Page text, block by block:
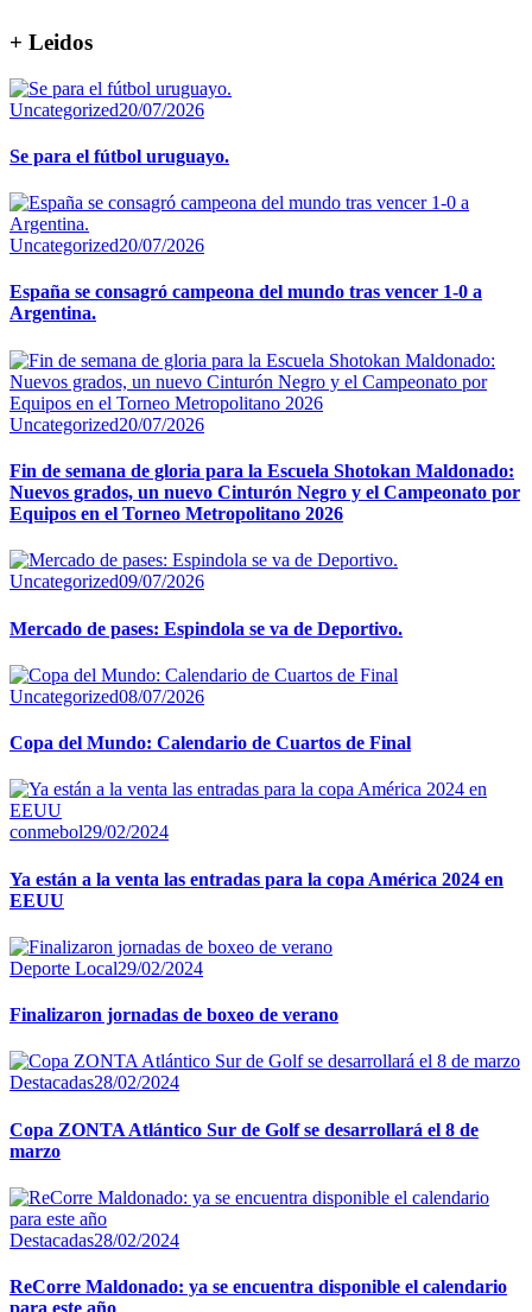
+ Leidos
Uncategorized20/07/2026
Se para el fútbol uruguayo.
Uncategorized20/07/2026
España se consagró campeona del mundo tras vencer 1-0 a
Argentina.
Uncategorized20/07/2026
Fin de semana de gloria para la Escuela Shotokan Maldonado:
Nuevos grados, un nuevo Cinturón Negro y el Campeonato por
Equipos en el Torneo Metropolitano 2026
Uncategorized09/07/2026
Mercado de pases: Espindola se va de Deportivo.
Uncategorized08/07/2026
Copa del Mundo: Calendario de Cuartos de Final
conmebol29/02/2024
Ya están a la venta las entradas para la copa América 2024 en
EEUU
Deporte Local29/02/2024
Finalizaron jornadas de boxeo de verano
Destacadas28/02/2024
Copa ZONTA Atlántico Sur de Golf se desarrollará el 8 de
marzo
Destacadas28/02/2024
ReCorre Maldonado: ya se encuentra disponible el calendario